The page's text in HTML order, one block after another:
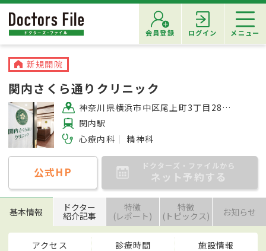
会員登録 ログイン メニュー
新規開院
関内さくら通りクリニック
神奈川県横浜市中区尾上町3丁目28番地 横浜国際ビル6階
関内駅
心療内科
精神科
公式HP ドクターズ・ファイルから
ネット予約する
基本情報 ドクター
紹介記事
特徴
(レポート)
特徴
(トピックス) お知らせ
アクセス 診療時間 施設情報